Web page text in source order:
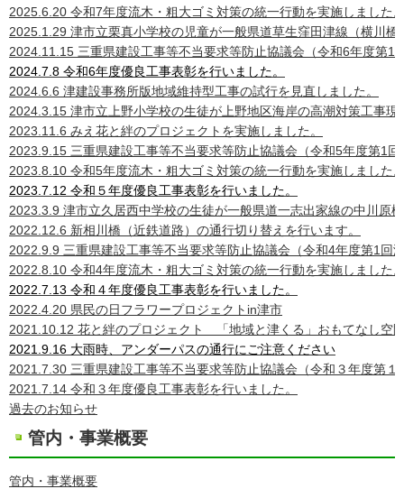
2025.6.20 令和7年度流木・粗大ゴミ対策の統一行動を実施しました
2025.1.29 津市立栗真小学校の児童が一般県道草生窪田津線（横川
2024.11.15 三重県建設工事等不当要求等防止協議会（令和6年度第1
2024.7.8 令和6年度優良工事表彰を行いました。
2024.6.6 津建設事務所版地域維持型工事の試行を見直しました。
2024.3.15 津市立上野小学校の生徒が上野地区海岸の高潮対策工事現
2023.11.6 みえ花と絆のプロジェクトを実施しました。
2023.9.15 三重県建設工事等不当要求等防止協議会（令和5年度第1
2023.8.10 令和5年度流木・粗大ゴミ対策の統一行動を実施しました
2023.7.12 令和５年度優良工事表彰を行いました。
2023.3.9 津市立久居西中学校の生徒が一般県道一志出家線の中川原
2022.12.6 新相川橋（近鉄道路）の通行切り替えを行います。
2022.9.9 三重県建設工事等不当要求等防止協議会（令和4年度第1回
2022.8.10 令和4年度流木・粗大ゴミ対策の統一行動を実施しました
2022.7.13 令和４年度優良工事表彰を行いました。
2022.4.20 県民の日フラワープロジェクトin津市
2021.10.12 花と絆のプロジェクト 「地域と津くる」おもてなし空
2021.9.16 大雨時、アンダーパスの通行にご注意ください
2021.7.30 三重県建設工事等不当要求等防止協議会（令和３年度第
2021.7.14 令和３年度優良工事表彰を行いました。
過去のお知らせ
管内・事業概要
管内・事業概要